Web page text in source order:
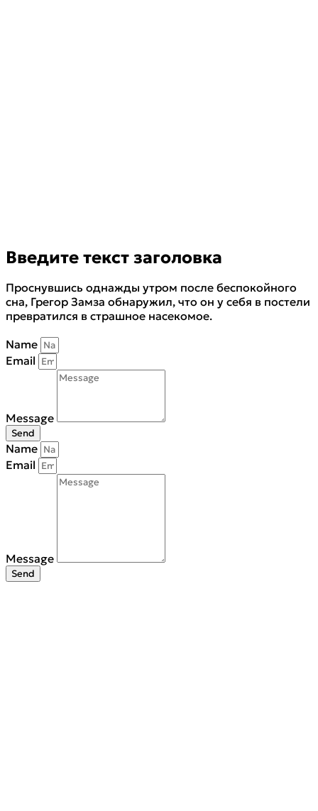
Введите текст заголовка
Проснувшись однажды утром после беспокойного
сна, Грегор Замза обнаружил, что он у себя в постели
превратился в страшное насекомое.
Name
Email
Message
Send
Name
Email
Message
Send